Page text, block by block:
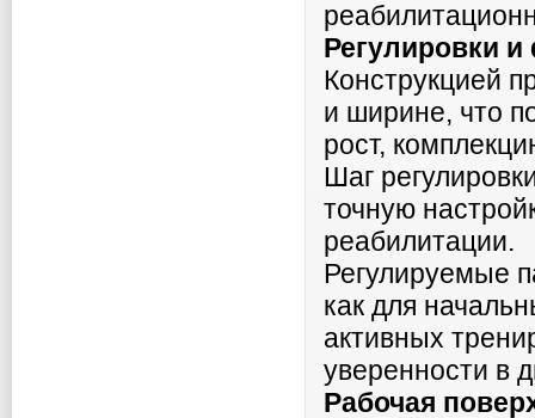
Регулировки
Конструкцией
и ширине, что
рост,
Шаг
точную
реабилитации.
Регулируемые
как для
активных
уверенности в
Рабочая